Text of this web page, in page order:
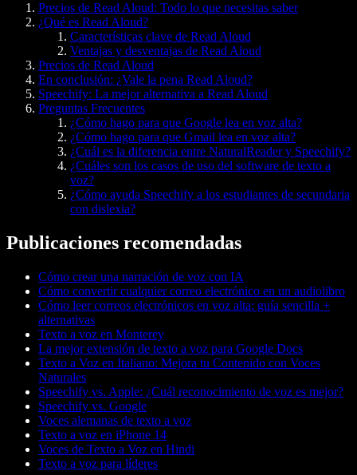
Precios de Read Aloud: Todo lo que necesitas saber
¿Qué es Read Aloud?
Características clave de Read Aloud
Ventajas y desventajas de Read Aloud
Precios de Read Aloud
En conclusión: ¿Vale la pena Read Aloud?
Speechify: La mejor alternativa a Read Aloud
Preguntas Frecuentes
¿Cómo hago para que Google lea en voz alta?
¿Cómo hago para que Gmail lea en voz alta?
¿Cuál es la diferencia entre NaturalReader y Speechify?
¿Cuáles son los casos de uso del software de texto a
voz?
¿Cómo ayuda Speechify a los estudiantes de secundaria
con dislexia?
Publicaciones recomendadas
Cómo crear una narración de voz con IA
Cómo convertir cualquier correo electrónico en un audiolibro
Cómo leer correos electrónicos en voz alta: guía sencilla +
alternativas
Texto a voz en Monterey
La mejor extensión de texto a voz para Google Docs
Texto a Voz en Italiano: Mejora tu Contenido con Voces
Naturales
Speechify vs. Apple: ¿Cuál reconocimiento de voz es mejor?
Speechify vs. Google
Voces alemanas de texto a voz
Texto a voz en iPhone 14
Voces de Texto a Voz en Hindi
Texto a voz para líderes